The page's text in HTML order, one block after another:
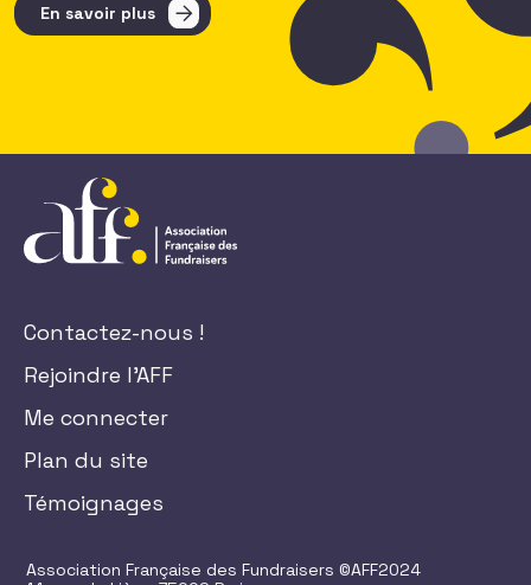
En savoir plus
Contactez-nous !
Rejoindre l'AFF
Me connecter
Plan du site
Témoignages
Association Française des Fundraisers ©AFF2024